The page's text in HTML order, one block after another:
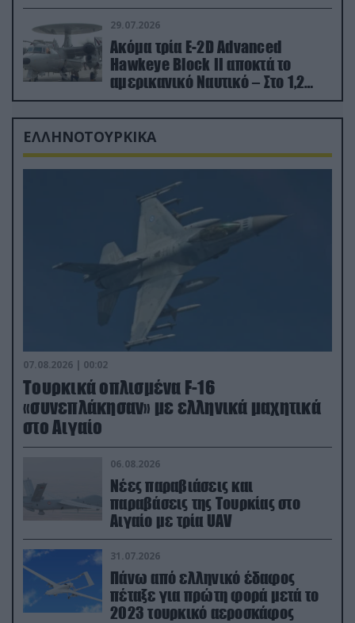
29.07.2026
Ακόμα τρία E-2D Advanced
Hawkeye Block II αποκτά το
αμερικανικό Ναυτικό – Στο 1,2
δισ.δολάρια το κόστος
ΕΛΛΗΝΟΤΟΥΡΚΙΚΑ
07.08.2026 | 00:02
Τουρκικά οπλισμένα F-16
«συνεπλάκησαν» με ελληνικά μαχητικά
στο Αιγαίο
06.08.2026
Νέες παραβιάσεις και
παραβάσεις της Τουρκίας στο
Αιγαίο με τρία UAV
31.07.2026
Πάνω από ελληνικό έδαφος
πέταξε για πρώτη φορά μετά το
2023 τουρκικό αεροσκάφος